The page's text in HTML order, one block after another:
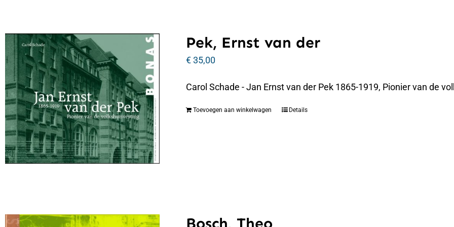
Pek, Ernst van der
€35,00
Carol Schade - Jan Ernst van der Pek 1865-1919, Pionier van de
Toevoegen aan winkelwagen Details